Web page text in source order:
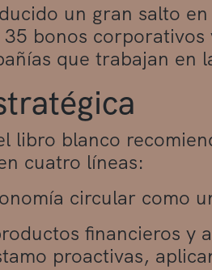
un gran salto
35 bonos
que trabajan en
libro blanco
cuatro líneas:
circular como
financieros y
proactivas,